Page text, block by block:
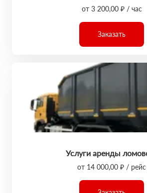
от 3 200,00 ₽ / час
Заказать
Услуги аренды
от 14 000,00 ₽ / рейс